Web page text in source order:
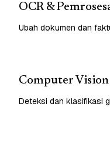
OCR &
Ubah dokumen dan
Computer Vision
Deteksi dan klasifikasi